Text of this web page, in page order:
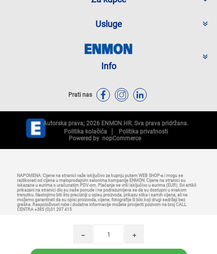
i
h
Usluge
Info
Prati nas
Autorska prava; 2026 ENMON.HR. Sva prava pridržana.
Politika kolačića
Politika privatnosti
Powered by nopCommerce
NAPOMENA: Cijene na stranici važe isključivo za kupnju putem WEB SHOP-a i mogu se
razlikovati od cijena u maloprodajnim salonima kompanije ENMON. Cijene na stranici su
iskazane u eurima s uračunatim PDV-om. Plaćanje se vrši isključivo u eurima (EUR). Svi artikli
prikazani na stranici dio su naše ponude i ne podrazumijeva se da su dostupni u svakom
trenutku. Nastojimo biti što precizniji u opisu proizvoda, prikazu slika i samih cijena, ali ne
možemo garantirati da su opisi proizvoda, cijene, fotografije ili bilo koji drugi sadržaji bez
greške. Raspoloživost robe i dodatne informacije možete provjeriti pozivom na broj CALL
CENTRA +385 (0)31 297 415